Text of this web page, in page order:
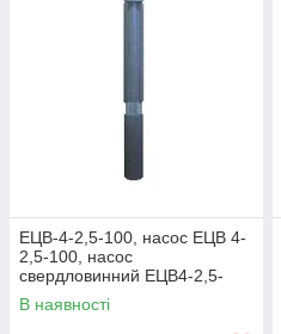
ЕЦВ-4-2,5-100, насос ЕЦВ 4-
2,5-100, насос
свердловинний ЕЦВ4-2,5-
100, ШВ 4-2,5-100, насос
ЕЦВ 4
В наявності